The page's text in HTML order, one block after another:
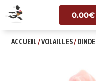
0.00€
ACCUEIL/VOLAILLES/DINDE